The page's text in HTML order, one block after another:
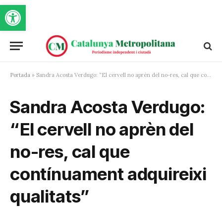
Obre la barra d'eines
Portada » Sandra Acosta Verdugo: “El cervell no aprèn del no-res, cal que contínuament adquireixi qualitats”
Sandra Acosta Verdugo:
“El cervell no aprèn del
no-res, cal que
contínuament adquireixi
qualitats”